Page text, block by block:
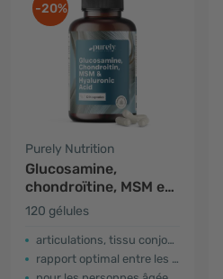
-20%
Purely Nutrition
Glucosamine,
chondroïtine, MSM et
acide hyaluronique
120 gélules
articulations, tissu conjonctif et cartilage
rapport optimal entre les ingrédients